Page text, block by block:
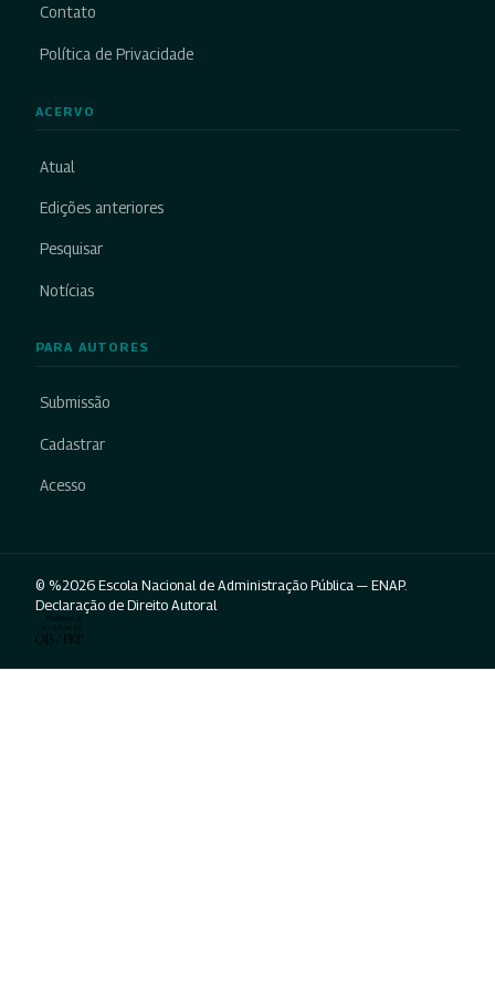
Contato
Política de Privacidade
ACERVO
Atual
Edições anteriores
Pesquisar
Notícias
PARA AUTORES
Submissão
Cadastrar
Acesso
© %2026 Escola Nacional de Administração Pública — ENAP.
Declaração de Direito Autoral